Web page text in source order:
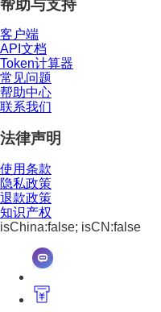
帮助与支持
客户端
API文档
Token计算器
常见问题
帮助中心
联系我们
法律声明
使用条款
隐私政策
退款政策
知识产权
isChina:false; isCN:false